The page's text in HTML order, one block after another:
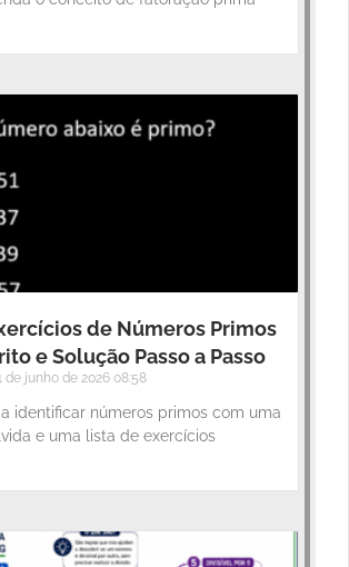
de Números Primos
e Solução Passo a Passo
de junho de 2026 08:58
identificar números primos com uma
e uma lista de exercícios